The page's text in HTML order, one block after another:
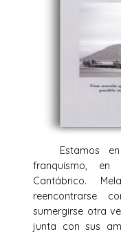
Estamos en
franquismo,
Cantábrico.
reencontrarse
sumergirse otra
junta con sus